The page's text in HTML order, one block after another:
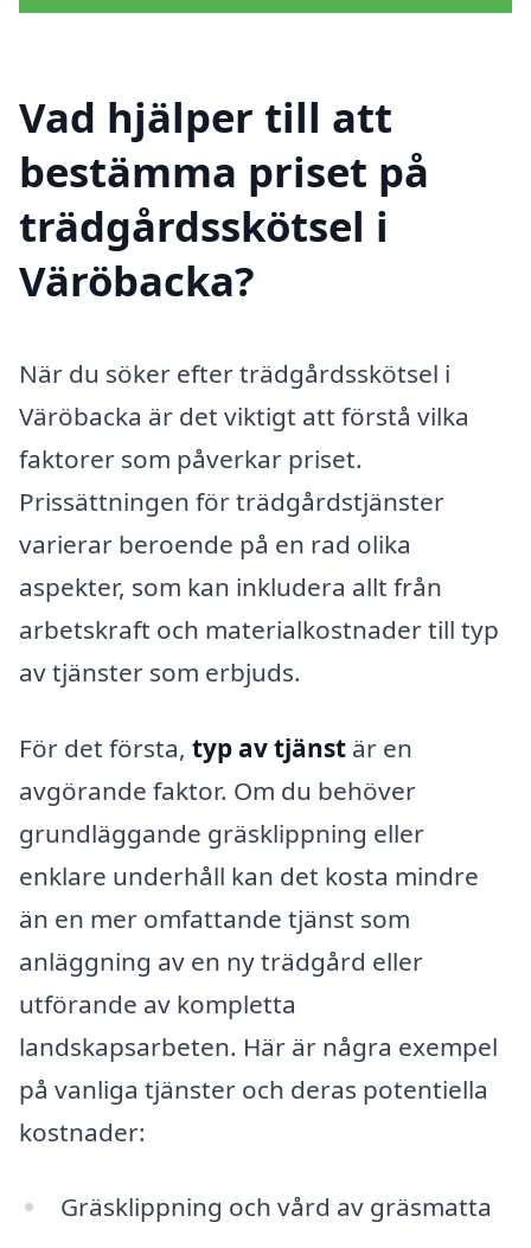
Vad hjälper till att
bestämma priset på
trädgårdsskötsel i
Väröbacka?
När du söker efter trädgårdsskötsel i
Väröbacka är det viktigt att förstå vilka
faktorer som påverkar priset.
Prissättningen för trädgårdstjänster
varierar beroende på en rad olika
aspekter, som kan inkludera allt från
arbetskraft och materialkostnader till typ
av tjänster som erbjuds.
För det första, typ av tjänst är en
avgörande faktor. Om du behöver
grundläggande gräsklippning eller
enklare underhåll kan det kosta mindre
än en mer omfattande tjänst som
anläggning av en ny trädgård eller
utförande av kompletta
landskapsarbeten. Här är några exempel
på vanliga tjänster och deras potentiella
kostnader:
Gräsklippning och vård av gräsmatta